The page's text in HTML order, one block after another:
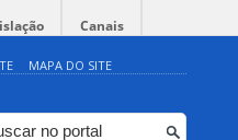
Canais
MAPA DO SITE